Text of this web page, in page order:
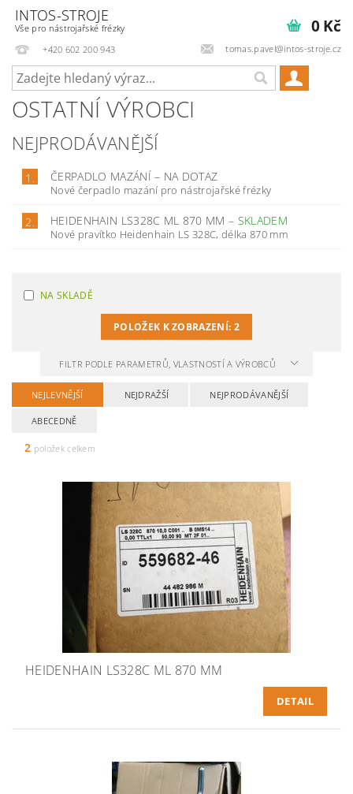
INTOS-STROJE
Vše pro nástrojařské frézky
+420 602 200 943
tomas.pavel@intos-stroje.cz
0 Kč
OSTATNÍ VÝROBCI
NEJPRODÁVANĚJŠÍ
1. ČERPADLO MAZÁNÍ– NA DOTAZ
Nové čerpadlo mazání pro nástrojařské frézky
2. HEIDENHAIN LS328C ML 870 MM– SKLADEM
Nové pravítko Heidenhain LS 328C, délka 870 mm
NA SKLADĚ
POLOŽEK K ZOBRAZENÍ: 2
FILTR PODLE PARAMETRŮ, VLASTNOSTÍ A VÝROBCŮ
NEJLEVNĚJŠÍ NEJDRAŽŠÍ NEJPRODÁVANĚJŠÍ
ABECEDNĚ
2 položek celkem
HEIDENHAIN LS328C ML 870 MM
DETAIL